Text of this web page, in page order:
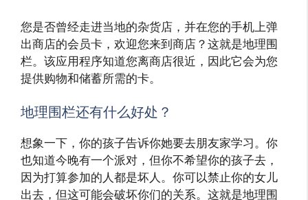
您是否曾经走进当地的杂货店，并在您的手机上弹
出商店的会员卡，欢迎您来到商店？这就是地理围
栏。该应用程序知道您离商店很近，因此它会为您
提供购物和储蓄所需的卡。
地理围栏还有什么好处？
想象一下，你的孩子告诉你她要去朋友家学习。你
也知道今晚有一个派对，但你不希望你的孩子去，
因为打算参加的人都是坏人。你可以禁止你的女儿
出去，但这可能会破坏你们的关系。这就是地理围